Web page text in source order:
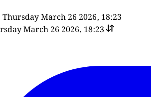
March 26 2026, 18:23
March 26 2026, 18:23